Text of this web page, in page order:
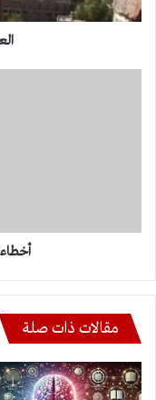
مقالات ذات صلة